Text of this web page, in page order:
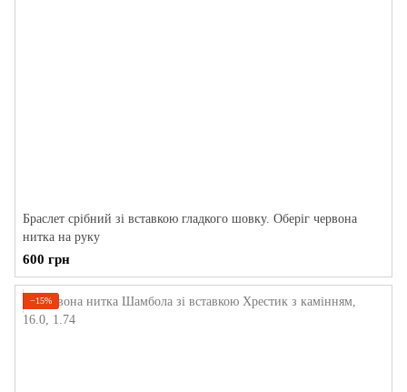
Браслет срібний зі вставкою гладкого шовку. Оберіг червона
нитка на руку
600 грн
−15%